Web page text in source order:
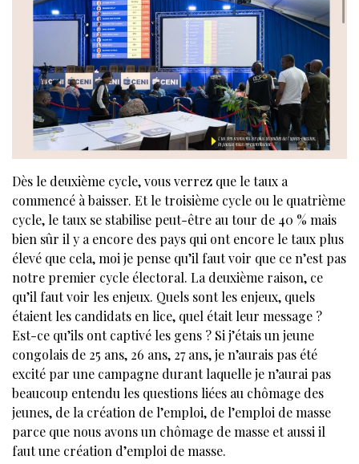
Dès le deuxième cycle, vous verrez que le taux a
commencé à baisser. Et le troisième cycle ou le quatrième
cycle, le taux se stabilise peut-être au tour de 40 % mais
bien sûr il y a encore des pays qui ont encore le taux plus
élevé que cela, moi je pense qu’il faut voir que ce n’est pas
notre premier cycle électoral. La deuxième raison, ce
qu’il faut voir les enjeux. Quels sont les enjeux, quels
étaient les candidats en lice, quel était leur message ?
Est-ce qu’ils ont captivé les gens ? Si j’étais un jeune
congolais de 25 ans, 26 ans, 27 ans, je n’aurais pas été
excité par une campagne durant laquelle je n’aurai pas
beaucoup entendu les questions liées au chômage des
jeunes, de la création de l’emploi, de l’emploi de masse
parce que nous avons un chômage de masse et aussi il
faut une création d’emploi de masse.